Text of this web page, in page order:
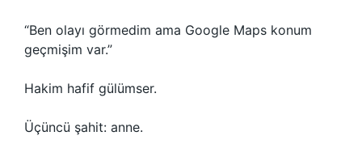
“Ben olayı görmedim ama Google Maps konum
geçmişim var.”
Hakim hafif gülümser.
Üçüncü şahit: anne.